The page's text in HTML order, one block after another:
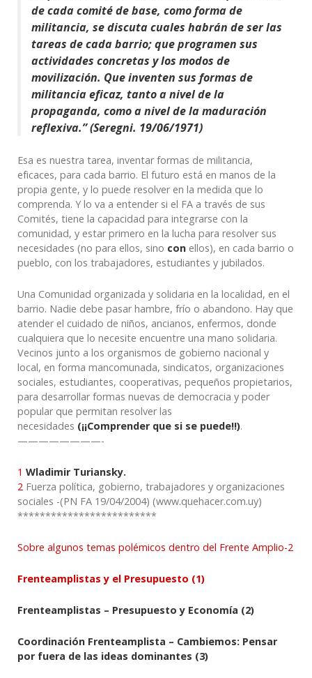
de cada comité de base, como forma de
militancia, se discuta cuales habrán de ser las
tareas de cada barrio; que programen sus
actividades concretas y los modos de
movilización. Que inventen sus formas de
militancia eficaz, tanto a nivel de la
propaganda, como a nivel de la maduración
reflexiva.” (Seregni. 19/06/1971)
Esa es nuestra tarea, inventar formas de militancia,
eficaces, para cada barrio. El futuro está en manos de la
propia gente, y lo puede resolver en la medida que lo
comprenda. Y lo va a entender si el FA a través de sus
Comités, tiene la capacidad para integrarse con la
comunidad, y estar primero en la lucha para resolver sus
necesidades (no para ellos, sino con ellos), en cada barrio o
pueblo, con los trabajadores, estudiantes y jubilados.
Una Comunidad organizada y solidaria en la localidad, en el
barrio. Nadie debe pasar hambre, frío o abandono. Hay que
atender el cuidado de niños, ancianos, enfermos, donde
cualquiera que lo necesite encuentre una mano solidaria.
Vecinos junto a los organismos de gobierno nacional y
local, en forma mancomunada, sindicatos, organizaciones
sociales, estudiantes, cooperativas, pequeños propietarios,
para desarrollar formas nuevas de democracia y poder
popular que permitan resolver las
necesidades (¡¡Comprender que si se puede!!).
————————-
1 Wladimir Turiansky.
2 Fuerza política, gobierno, trabajadores y organizaciones
sociales -(PN FA 19/04/2004) (www.quehacer.com.uy)
*************************
Sobre algunos temas polémicos dentro del Frente Amplio-2
Frenteamplistas y el Presupuesto (1)
Frenteamplistas – Presupuesto y Economía (2)
Coordinación Frenteamplista – Cambiemos: Pensar
por fuera de las ideas dominantes (3)